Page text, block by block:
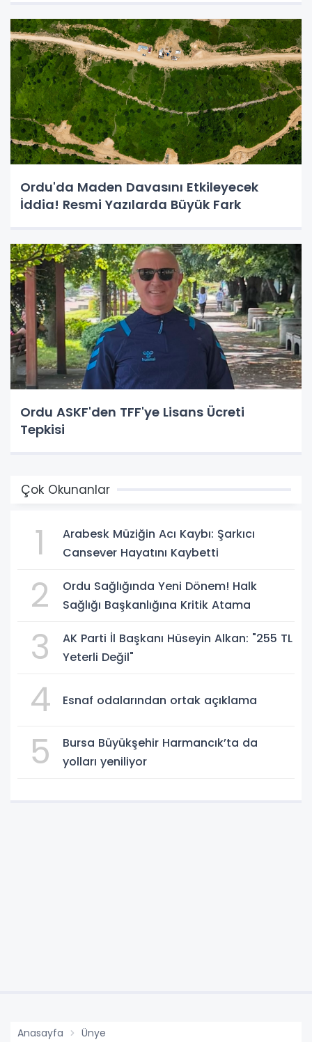
Ordu'da Maden Davasını Etkileyecek
İddia! Resmi Yazılarda Büyük Fark
Ordu ASKF'den TFF'ye Lisans Ücreti
Tepkisi
Çok Okunanlar
1
Arabesk Müziğin Acı Kaybı: Şarkıcı
Cansever Hayatını Kaybetti
2
Ordu Sağlığında Yeni Dönem! Halk
Sağlığı Başkanlığına Kritik Atama
3
AK Parti İl Başkanı Hüseyin Alkan: "255 TL
Yeterli Değil"
4 Esnaf odalarından ortak açıklama
5
Bursa Büyükşehir Harmancık’ta da
yolları yeniliyor
Anasayfa Ünye